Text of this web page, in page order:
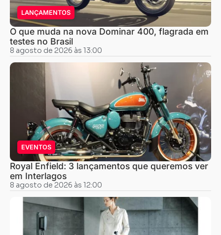
LANÇAMENTOS
O que muda na nova Dominar 400, flagrada em
testes no Brasil
8 agosto de 2026 às 13:00
EVENTOS
Royal Enfield: 3 lançamentos que queremos ver
em Interlagos
8 agosto de 2026 às 12:00